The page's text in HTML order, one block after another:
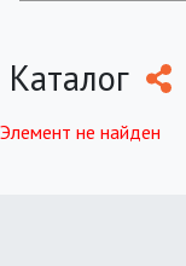
Каталог
Элемент не найден